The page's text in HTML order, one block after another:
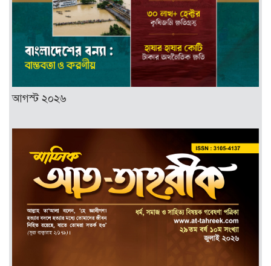
আগস্ট ২০২৬